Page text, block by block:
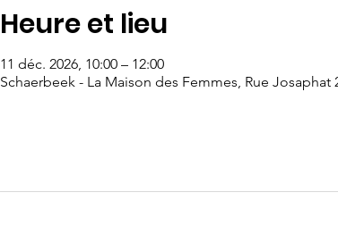
Heure et lieu
11 déc. 2026, 10:00 – 12:00
Schaerbeek - La Maison des Femmes, Rue Josaphat